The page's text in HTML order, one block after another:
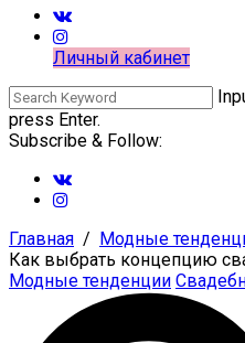
Личный кабинет
press Enter.
Subscribe & Follow:
Главная
Модные
Как выбрать концепцию
Модные тенденции